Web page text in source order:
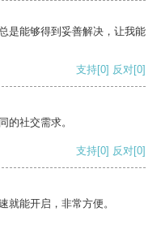
是能够得到妥善解决，让我能
支持[0] 反对[0]
的社交需求。
支持[0] 反对[0]
就能开启，非常方便。